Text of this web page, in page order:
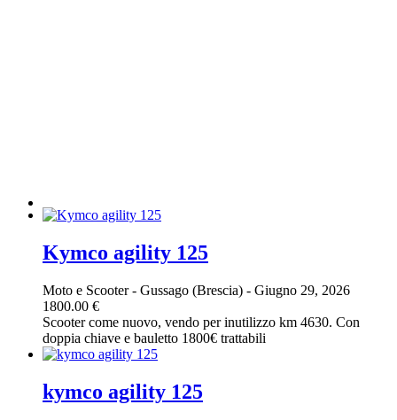
Kymco agility 125
Moto e Scooter- Gussago (Brescia) - Giugno 29, 2026
1800.00 €
Scooter come nuovo, vendo per inutilizzo km 4630. Con
doppia chiave e bauletto 1800€ trattabili
kymco agility 125